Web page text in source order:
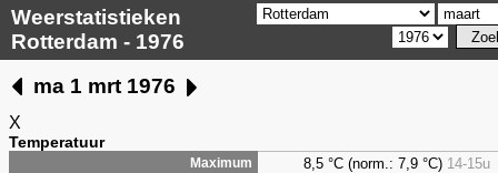
Weerstatistieken
Rotterdam - 1976
ma 1 mrt 1976
X
Temperatuur
Maximum 8,5°C (norm.: 7,9 °C) 14-15u